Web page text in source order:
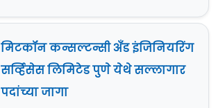
मिटकॉन कन्सल्टन्सी अँड इंजिनियरिंग
सर्व्हिसेस लिमिटेड पुणे येथे सल्लागार
पदांच्या जागा